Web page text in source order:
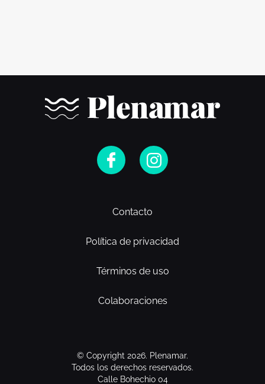
Contacto
Política de privacidad
Términos de uso
Colaboraciones
© Copyright 2026. Plenamar.
Todos los derechos reservados.
Calle Bohechio 04